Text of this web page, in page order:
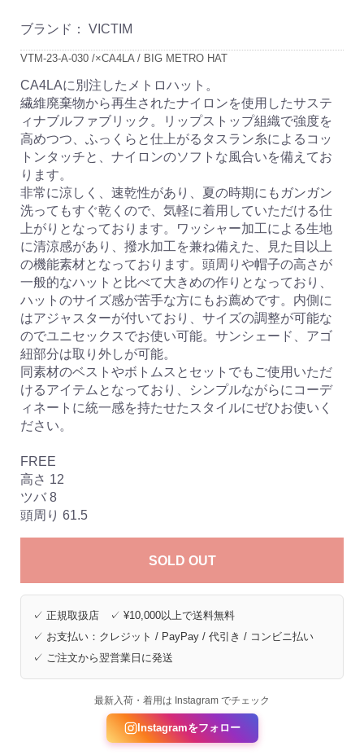
ブランド： VICTIM
VTM-23-A-030 /×CA4LA / BIG METRO HAT
CA4LAに別注したメトロハット。
繊維廃棄物から再生されたナイロンを使用したサステ
ィナブルファブリック。リップストップ組織で強度を
高めつつ、ふっくらと仕上がるタスラン糸によるコッ
トンタッチと、ナイロンのソフトな風合いを備えてお
ります。
非常に涼しく、速乾性があり、夏の時期にもガンガン
洗ってもすぐ乾くので、気軽に着用していただける仕
上がりとなっております。ワッシャー加工による生地
に清涼感があり、撥水加工を兼ね備えた、見た目以上
の機能素材となっております。頭周りや帽子の高さが
一般的なハットと比べて大きめの作りとなっており、
ハットのサイズ感が苦手な方にもお薦めです。内側に
はアジャスターが付いており、サイズの調整が可能な
のでユニセックスでお使い可能。サンシェード、アゴ
紐部分は取り外しが可能。
同素材のベストやボトムスとセットでもご使用いただ
けるアイテムとなっており、シンプルながらにコーデ
ィネートに統一感を持たせたスタイルにぜひお使いく
ださい。
FREE
高さ 12
ツバ 8
頭周り 61.5
SOLD OUT
✓ 正規取扱店 ✓ ¥10,000以上で送料無料
✓ お支払い：クレジット / PayPay / 代引き / コンビニ払い
✓ ご注文から翌営業日に発送
最新入荷・着用は Instagram でチェック
Instagramをフォロー